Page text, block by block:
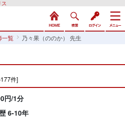
一覧 乃々果（ののか） 先生
件]
円/1分
6-10年